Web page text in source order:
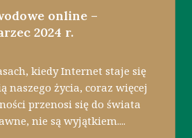
online –
2024 r.
kiedy Internet staje się
naszego życia, coraz więcej
przenosi się do świata
nie są wyjątkiem....